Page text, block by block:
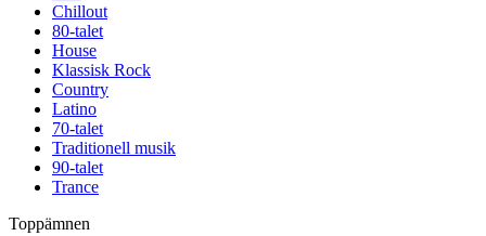
Chillout
80-talet
House
Klassisk Rock
Country
Latino
70-talet
Traditionell musik
90-talet
Trance
Toppämnen